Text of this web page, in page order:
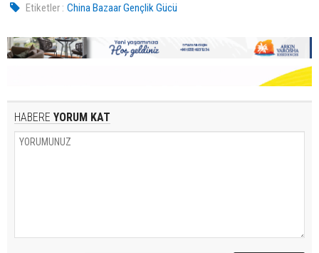
Etiketler : China Bazaar Gençlik Gücü
HABERE YORUM KAT